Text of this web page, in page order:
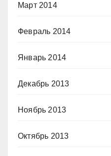
Март 2014
Февраль 2014
Январь 2014
Декабрь 2013
Ноябрь 2013
Октябрь 2013